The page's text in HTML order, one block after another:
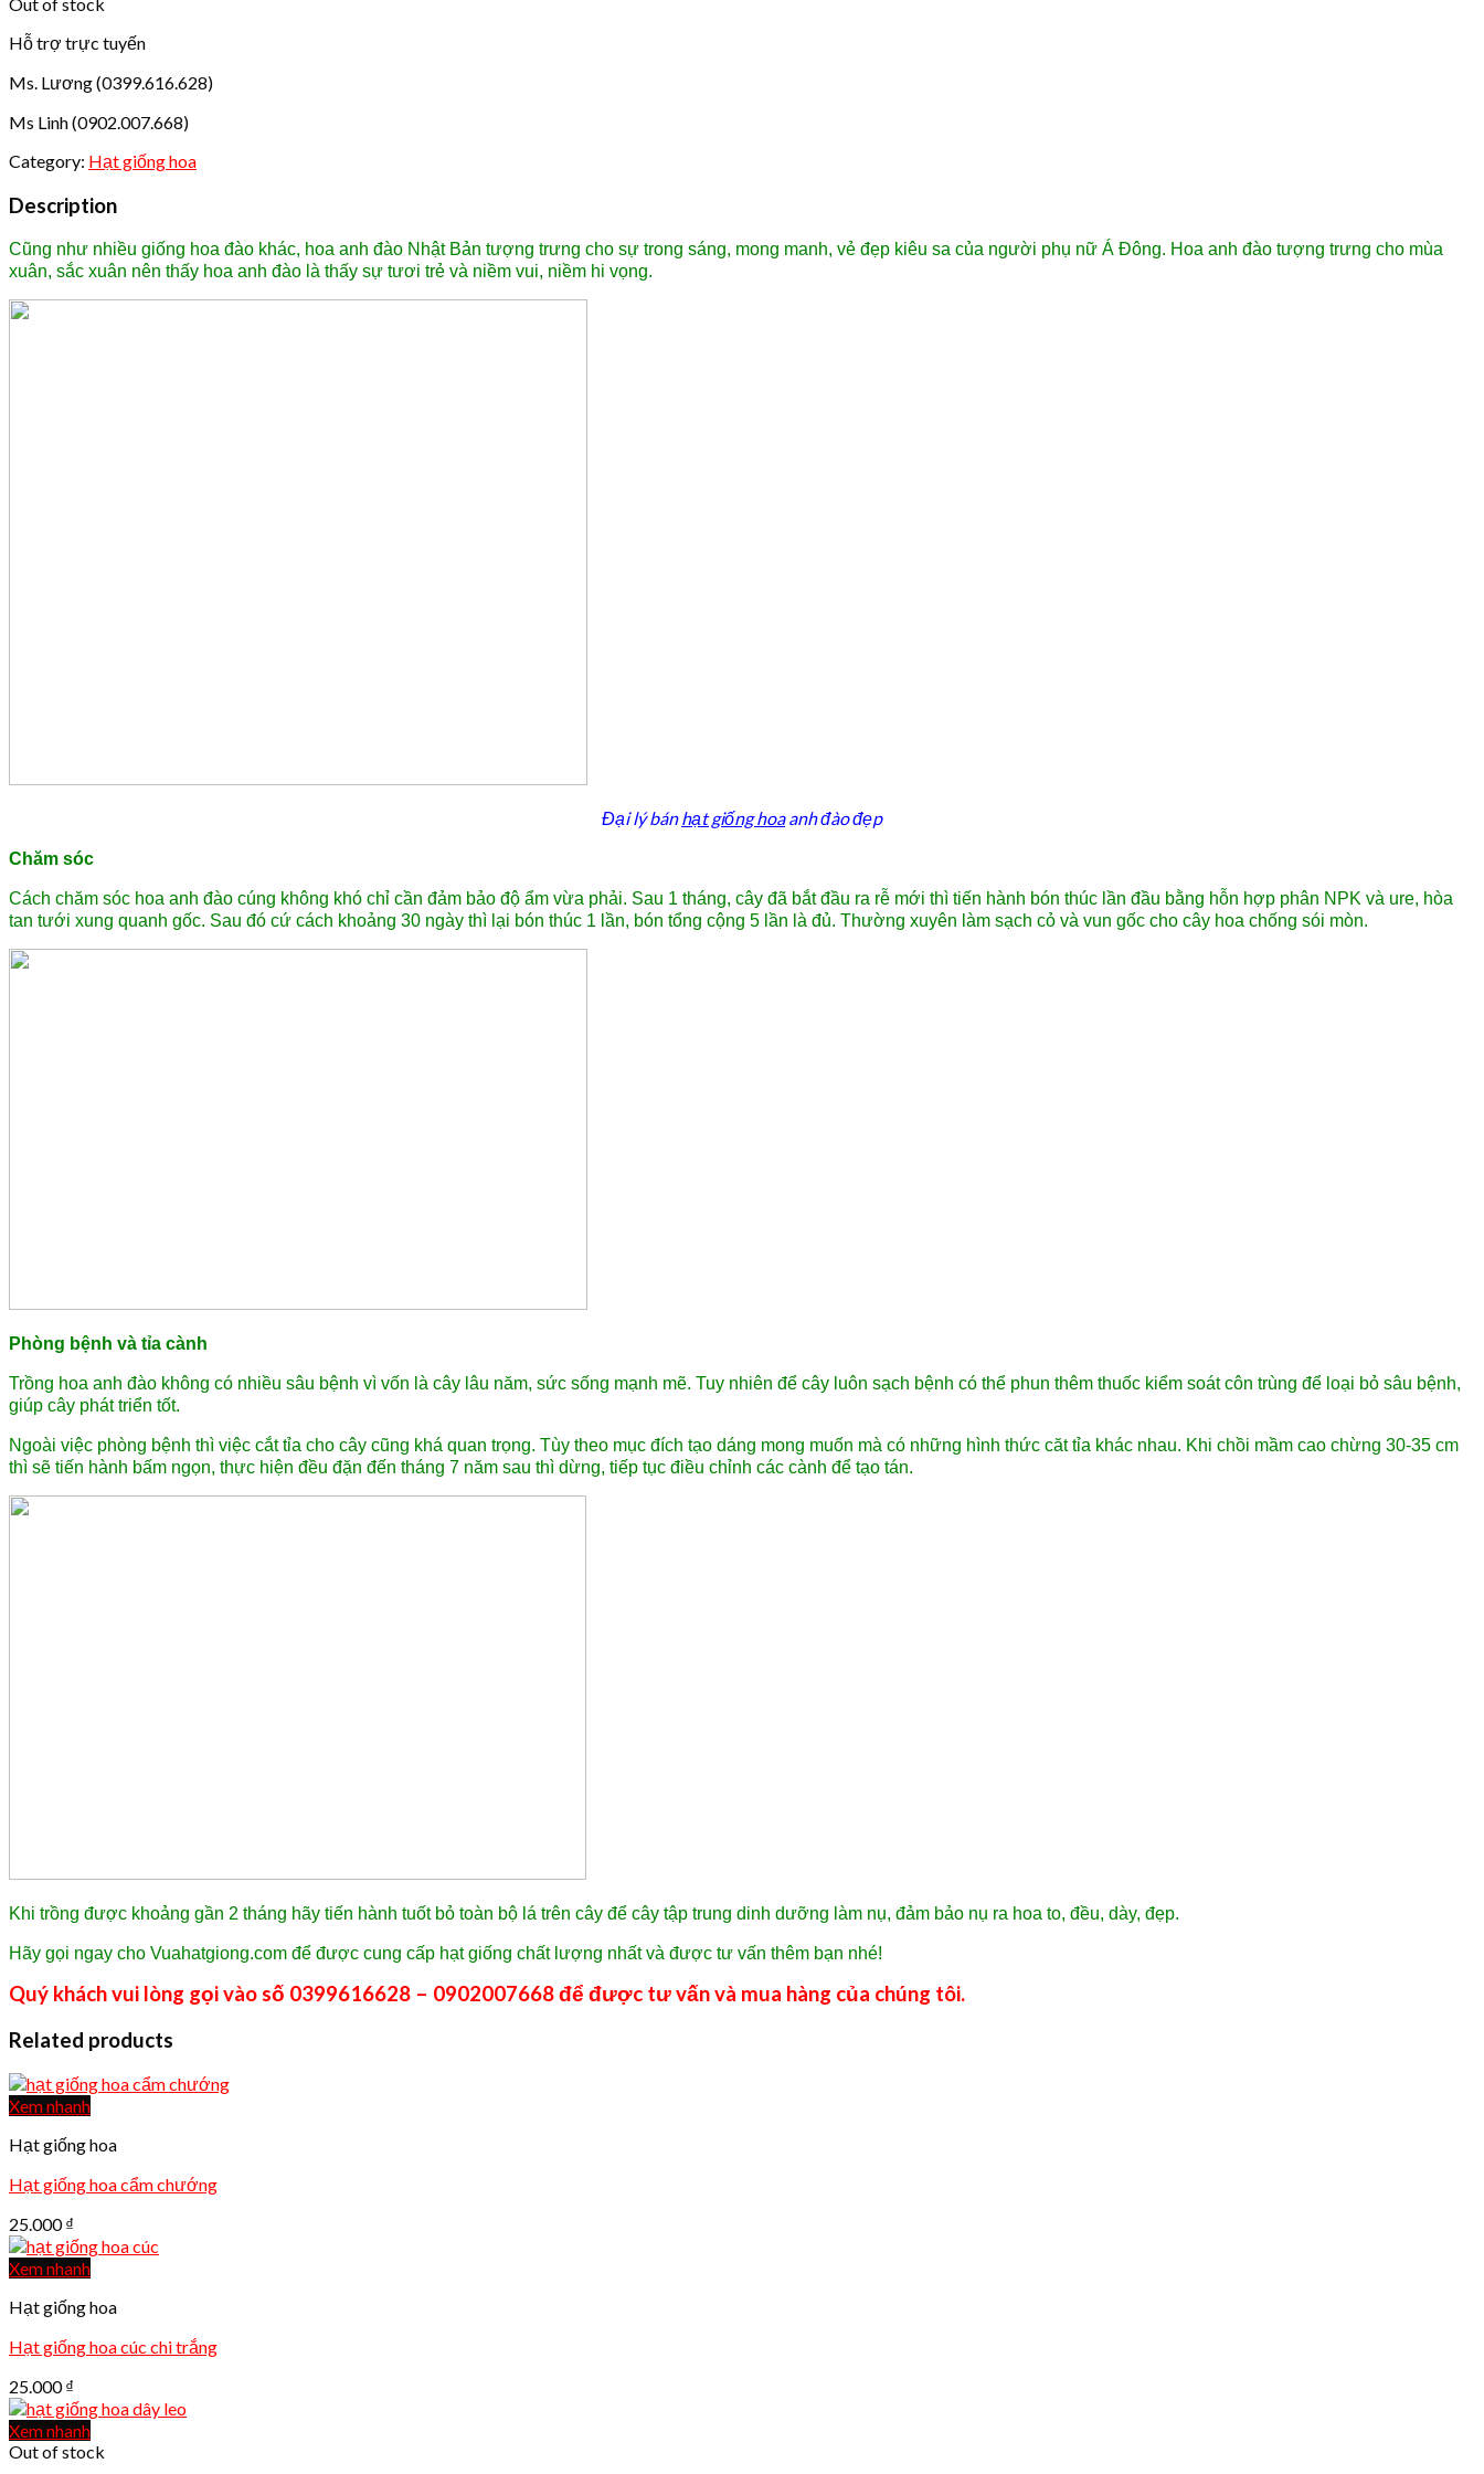
Hỗ trợ trực tuyến
Ms. Lương (0399.616.628)
Ms Linh (0902.007.668)
Category: Hạt giống hoa
Description
Cũng như nhiều giống hoa đào khác, hoa anh đào Nhật Bản tượng trưng cho sự trong sáng, mong manh, vẻ đẹp kiêu sa của người phụ nữ Á Đông. Hoa anh đào tượng trưng cho mùa
xuân, sắc xuân nên thấy hoa anh đào là thấy sự tươi trẻ và niềm vui, niềm hi vọng.
Đại lý bánhạt giống hoaanh đào đẹp
Chăm sóc
Cách chăm sóc hoa anh đào cúng không khó chỉ cần đảm bảo độ ẩm vừa phải. Sau 1 tháng, cây đã bắt đầu ra rễ mới thì tiến hành bón thúc lần đầu bằng hỗn hợp phân NPK và ure, hòa
tan tưới xung quanh gốc. Sau đó cứ cách khoảng 30 ngày thì lại bón thúc 1 lần, bón tổng cộng 5 lần là đủ. Thường xuyên làm sạch cỏ và vun gốc cho cây hoa chống sói mòn.
Phòng bệnh và tỉa cành
Trồng hoa anh đào không có nhiều sâu bệnh vì vốn là cây lâu năm, sức sống mạnh mẽ. Tuy nhiên để cây luôn sạch bệnh có thể phun thêm thuốc kiểm soát côn trùng để loại bỏ sâu bệnh,
giúp cây phát triển tốt.
Ngoài việc phòng bệnh thì việc cắt tỉa cho cây cũng khá quan trọng. Tùy theo mục đích tạo dáng mong muốn mà có những hình thức căt tỉa khác nhau. Khi chồi mầm cao chừng 30-35 cm
thì sẽ tiến hành bấm ngọn, thực hiện đều đặn đến tháng 7 năm sau thì dừng, tiếp tục điều chỉnh các cành để tạo tán.
Khi trồng được khoảng gần 2 tháng hãy tiến hành tuốt bỏ toàn bộ lá trên cây để cây tập trung dinh dưỡng làm nụ, đảm bảo nụ ra hoa to, đều, dày, đẹp.
Hãy gọi ngay cho Vuahatgiong.com để được cung cấp hạt giống chất lượng nhất và được tư vấn thêm bạn nhé!
Quý khách vui lòng gọi vào số 0399616628 – 0902007668 để được tư vấn và mua hàng của chúng tôi.
Related products
Xem nhanh
Hạt giống hoa
Hạt giống hoa cẩm chướng
25.000₫
Xem nhanh
Hạt giống hoa
Hạt giống hoa cúc chi trắng
25.000₫
Xem nhanh
Out of stock